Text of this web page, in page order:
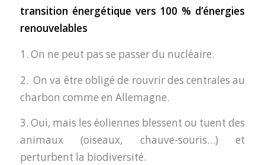
transition énergétique vers 100 % d’énergies
renouvelables
1. On ne peut pas se passer du nucléaire.
2. On va être obligé de rouvrir des centrales au
charbon comme en Allemagne.
3. Oui, mais les éoliennes blessent ou tuent des
animaux (oiseaux, chauve-souris…) et
perturbent la biodiversité.